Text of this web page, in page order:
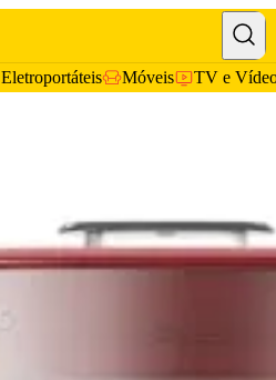
Eletroportáteis Móveis TV e